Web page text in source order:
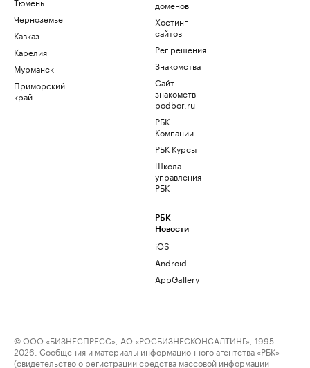
Черноземье
Кавказ
Карелия
Мурманск
Приморский
край
доменов
Хостинг
сайтов
Рег.решения
Знакомства
Сайт
знакомств
podbor.ru
РБК
Компании
РБК Курсы
Школа
управления
РБК
РБК
Новости
iOS
Android
AppGallery
© ООО «БИЗНЕСПРЕСС», АО «РОСБИЗНЕСКОНСАЛТИНГ», 1995–
2026. Сообщения и материалы информационного агентства «РБК»
(свидетельство о регистрации средства массовой информации